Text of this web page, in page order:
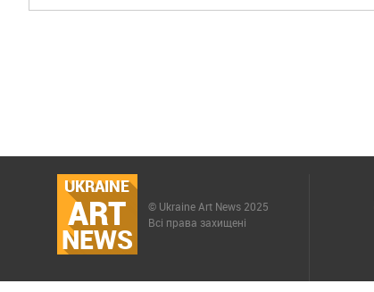
UKRAINE
ART
NEWS
© Ukraine Art News 2025
Всі права захищені